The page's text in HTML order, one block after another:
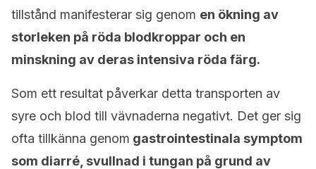
tillstånd manifesterar sig genom en ökning av
storleken på röda blodkroppar och en
minskning av deras intensiva röda färg.
Som ett resultat påverkar detta transporten av
syre och blod till vävnaderna negativt. Det ger sig
ofta tillkänna genom gastrointestinala symptom
som diarré, svullnad i tungan på grund av